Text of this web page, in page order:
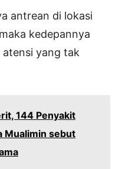
antrean di lokasi
kedepannya
atensi yang tak
144 Penyakit
Mualimin sebut